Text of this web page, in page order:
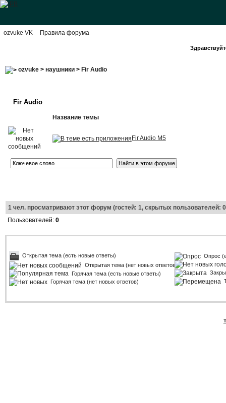
ozvuke VK Правила форума
ozvuke> наушники> Fir Audio
Fir Audio
Название темы
Fir Audio M5
1чел. просматривают этот форум (гостей: 1, скрытых пользователей:
Пользователей: 0
Открытая тема (есть новые ответы)
Открытая тема (нет новых ответов)
Горячая тема (есть новые ответы)
Горячая тема (нет новых ответов)
Опрос